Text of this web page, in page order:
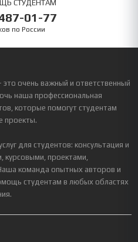
СТУДЕНТАМ
01-77
по России
очень важный и ответственный
наша профессиональная
которые помогут студентам
проекты.
для студентов: консультация и
проектами,
команда опытных авторов и
студентам в любых областях